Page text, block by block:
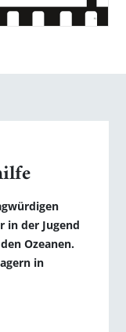
in der Jugend
Ozeanen.
in